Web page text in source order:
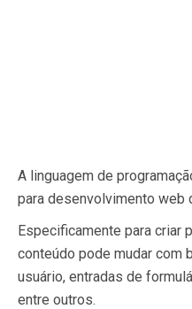
A linguagem de
para desenvolvimento web
Especificamente para criar
conteúdo pode mudar com
usuário, entradas de
entre outros.